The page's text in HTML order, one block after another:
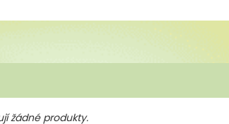
žádné produkty.